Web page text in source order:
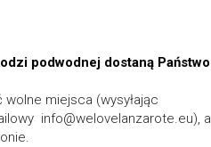
podwodnej dostaną Państwo
miejsca (wysyłając
info@welovelanzarote.eu), a